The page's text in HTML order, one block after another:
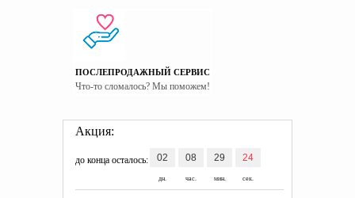
ПОСЛЕПРОДАЖНЫЙ СЕРВИС
Что-то сломалось? Мы поможем!
Акция:
до конца осталось: 02
дн.
08
час.
29
мин.
23
сек.